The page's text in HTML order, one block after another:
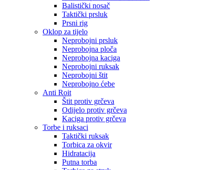
Balistički nosač
Taktički prsluk
Prsni rig
Oklop za tijelo
Neprobojni prsluk
Neprobojna ploča
Neprobojna kaciga
Neprobojni ruksak
Neprobojni štit
Neprobojno ćebe
Anti Roit
Štit protiv grčeva
Odijelo protiv grčeva
Kaciga protiv grčeva
Torbe i ruksaci
Taktički ruksak
Torbica za okvir
Hidratacija
Putna torba